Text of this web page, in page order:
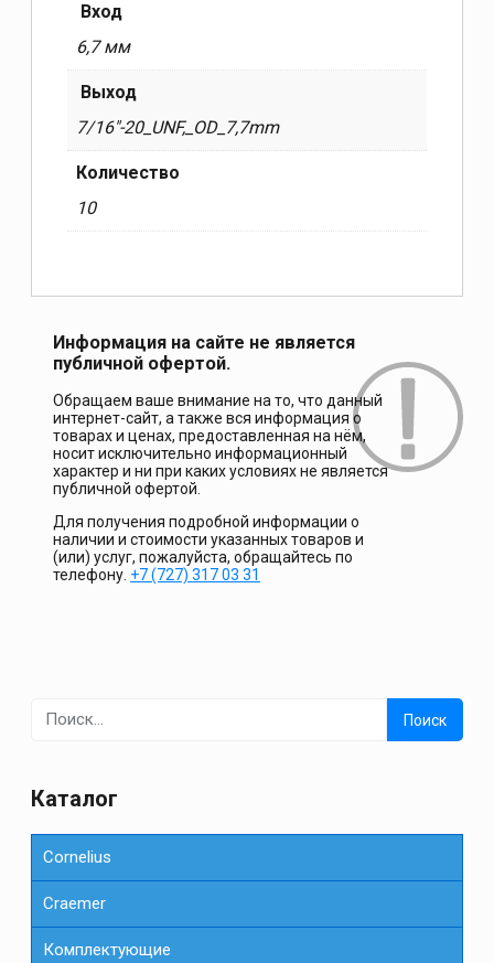
Вход
6,7 мм
Выход
7/16″-20_UNF,_OD_7,7mm
Количество
10
Информация на сайте не является
публичной офертой.
Обращаем ваше внимание на то, что данный
интернет-сайт, а также вся информация о
товарах и ценах, предоставленная на нём,
носит исключительно информационный
характер и ни при каких условиях не является
публичной офертой.
Для получения подробной информации о
наличии и стоимости указанных товаров и
(или) услуг, пожалуйста, обращайтесь по
телефону. +7 (727) 317 03 31
Найти:
Каталог
Cornelius
Сraemer
Комплектующие